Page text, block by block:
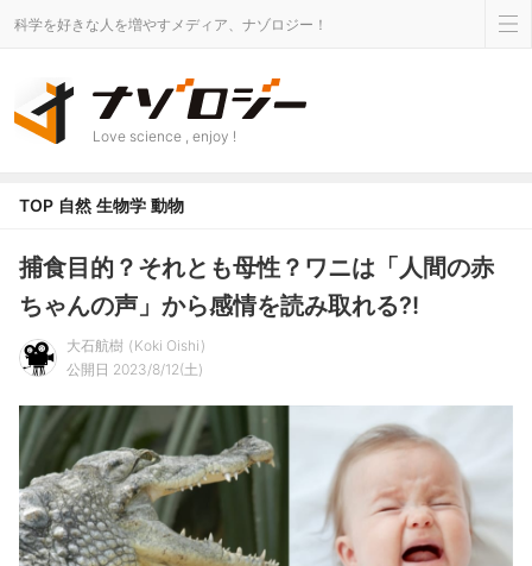
科学を好きな人を増やすメディア、ナゾロジー！
Love science , enjoy !
TOP 自然 生物学 動物
捕食目的？それとも母性？ワニは「人間の赤
ちゃんの声」から感情を読み取れる?!
大石航樹
Koki Oishi
公開日 2023/8/12(土)